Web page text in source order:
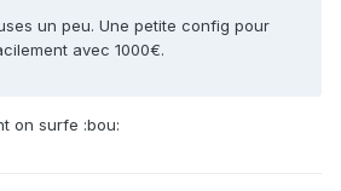
un peu. Une petite config pour
avec 1000€.
on surfe :bou: